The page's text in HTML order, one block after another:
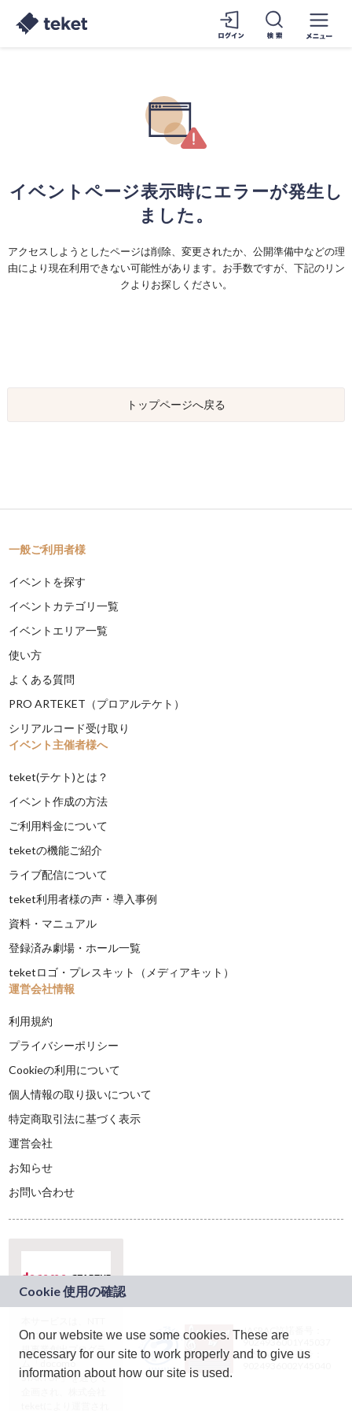
イベントページ表示時にエラーが発生し
ました。
アクセスしようとしたページは削除、変更されたか、公開準備中などの理
由により現在利用できない可能性があります。お手数ですが、下記のリン
クよりお探しください。
トップページへ戻る
一般ご利用者様
イベントを探す
イベントカテゴリ一覧
イベントエリア一覧
使い方
よくある質問
PRO ARTEKET（プロアルテケト）
シリアルコード受け取り
イベント主催者様へ
teket(テケト)とは？
イベント作成の方法
ご利用料金について
teketの機能ご紹介
ライブ配信について
teket利用者様の声・導入事例
資料・マニュアル
登録済み劇場・ホール一覧
teketロゴ・プレスキット（メディアキット）
運営会社情報
利用規約
プライバシーポリシー
Cookieの利用について
個人情報の取り扱いについて
特定商取引法に基づく表示
運営会社
お知らせ
お問い合わせ
ドコモグループの新
規事業創出プログラ
ム「docomo
STARTUP」を通じて
JASRAC許諾番号：
9024936001Y45037
JASRAC許諾番号：
On our website we use some cookies. These are
necessary for our site to work properly and to give us
information about how our site is used.